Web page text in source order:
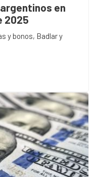
en
2025
y bonos, Badlar y